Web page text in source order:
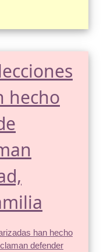
hecho